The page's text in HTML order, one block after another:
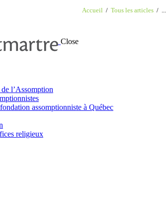
Accueil Tous les articles ...
Close
l’Assomption
assomptionniste à Québec
religieux